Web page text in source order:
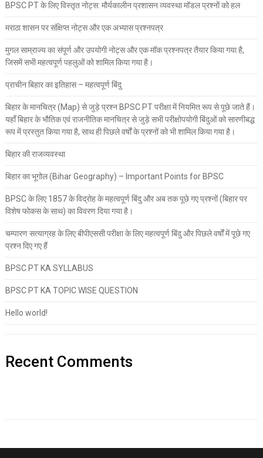
BPSC PT के लिए विस्तृत नोट्स: मौर्यकालीन प्रशासन व्यवस्था मॉडल प्रश्नों को हल
मराठा शासन पर संक्षिप्त नोट्स और एक अभ्यास प्रश्नपत्र
मुगल साम्राज्य का संपूर्ण और उपयोगी नोट्स और एक मॉक प्रश्नपत्र तैयार किया गया है,
जिसमें सभी महत्वपूर्ण पहलुओं को शामिल किया गया है।
प्राचीन बिहार का इतिहास – महत्वपूर्ण बिंदु
बिहार के मानचित्र (Map) से जुड़े प्रश्न BPSC PT परीक्षा में नियमित रूप से पूछे जाते हैं।
यहाँ बिहार के भौतिक एवं राजनीतिक मानचित्र से जुड़े सभी परीक्षोपयोगी बिंदुओं को सारणीबद्ध
रूप में प्रस्तुत किया गया है, साथ ही पिछले वर्षों के प्रश्नों को भी शामिल किया गया है।
बिहार की राजव्यवस्था
बिहार का भूगोल (Bihar Geography) – Important Points for BPSC
BPSC के लिए 1857 के विद्रोह के महत्वपूर्ण बिंदु और अब तक पूछे गए प्रश्नों (बिहार पर
विशेष फोकस के साथ) का विवरण दिया गया है।
चम्पारण सत्याग्रह के लिए बीपीएससी परीक्षा के लिए महत्वपूर्ण बिंदु और पिछले वर्षों में पूछे गए
प्रश्न दिए गए हैं
BPSC PT KA SYLLABUS
BPSC PT KA TOPIC WISE QUESTION
Hello world!
Recent Comments